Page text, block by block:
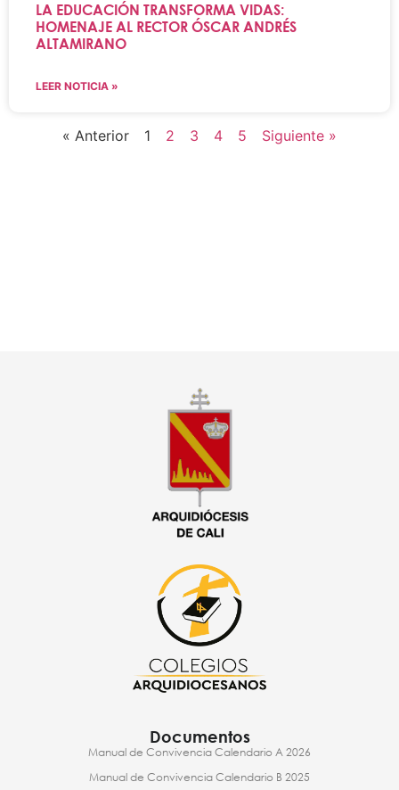
LA EDUCACIÓN TRANSFORMA VIDAS:
HOMENAJE AL RECTOR ÓSCAR ANDRÉS
ALTAMIRANO
LEER NOTICIA »
« Anterior 1 2 3 4 5 Siguiente »
Documentos
Manual de Convivencia Calendario A 2026
Manual de Convivencia Calendario B 2025